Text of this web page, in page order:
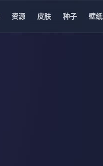
资源 皮肤 种子 壁纸